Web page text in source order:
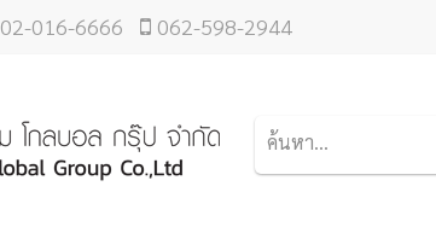
02-016-6666 062-598-2944